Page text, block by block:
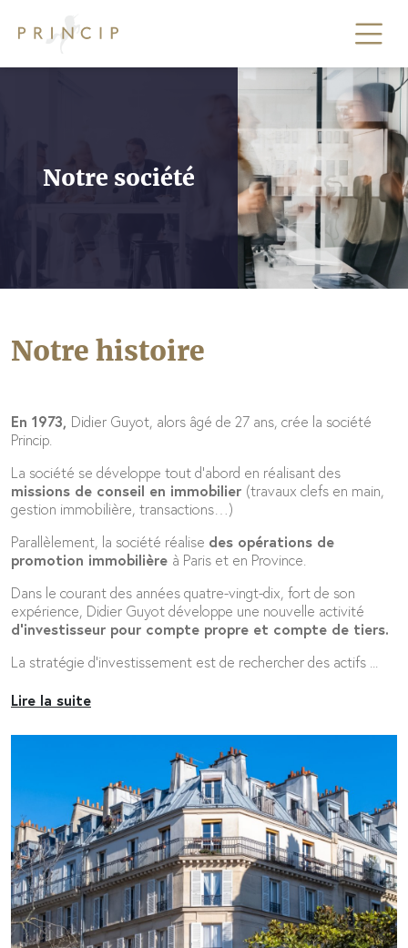
Notre société
Notre histoire
En 1973, Didier Guyot, alors âgé de 27 ans, crée la société
Princip.
La société se développe tout d’abord en réalisant des
missions de conseil en immobilier (travaux clefs en main,
gestion immobilière, transactions…)
Parallèlement, la société réalise des opérations de
promotion immobilière à Paris et en Province.
Dans le courant des années quatre-vingt-dix, fort de son
expérience, Didier Guyot développe une nouvelle activité
d’investisseur pour compte propre et compte de tiers.
La stratégie d’investissement est de rechercher des actifs
Lire la suite